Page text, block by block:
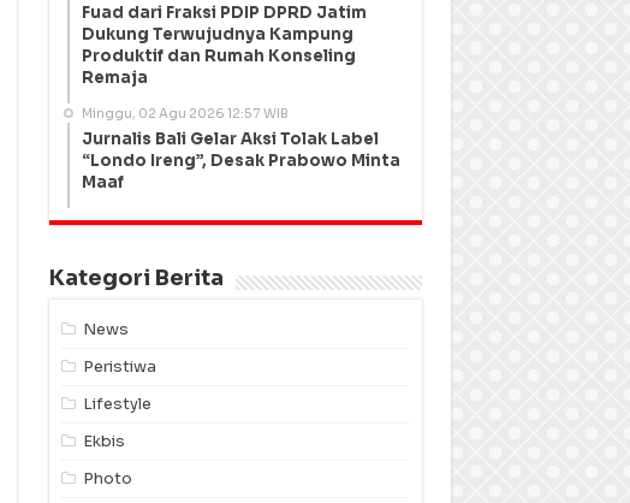
Fuad dari Fraksi PDIP DPRD Jatim
Dukung Terwujudnya Kampung
Produktif dan Rumah Konseling
Remaja
Minggu, 02 Agu 2026 12:57 WIB
Jurnalis Bali Gelar Aksi Tolak Label
“Londo Ireng”, Desak Prabowo Minta
Maaf
Kategori Berita
News
Peristiwa
Lifestyle
Ekbis
Photo